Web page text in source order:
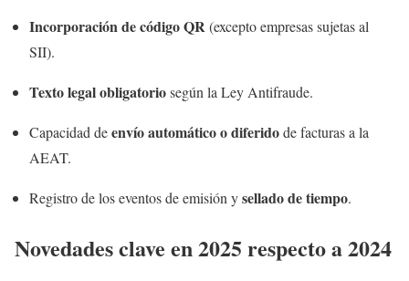
Incorporación de código QR(excepto empresas sujetas al
SII).
Texto legal obligatoriosegún la Ley Antifraude.
Capacidad deenvío automático o diferidode facturas a la
AEAT.
Registro de los eventos de emisión ysellado de tiempo.
Novedades clave en 2025 respecto a 2024